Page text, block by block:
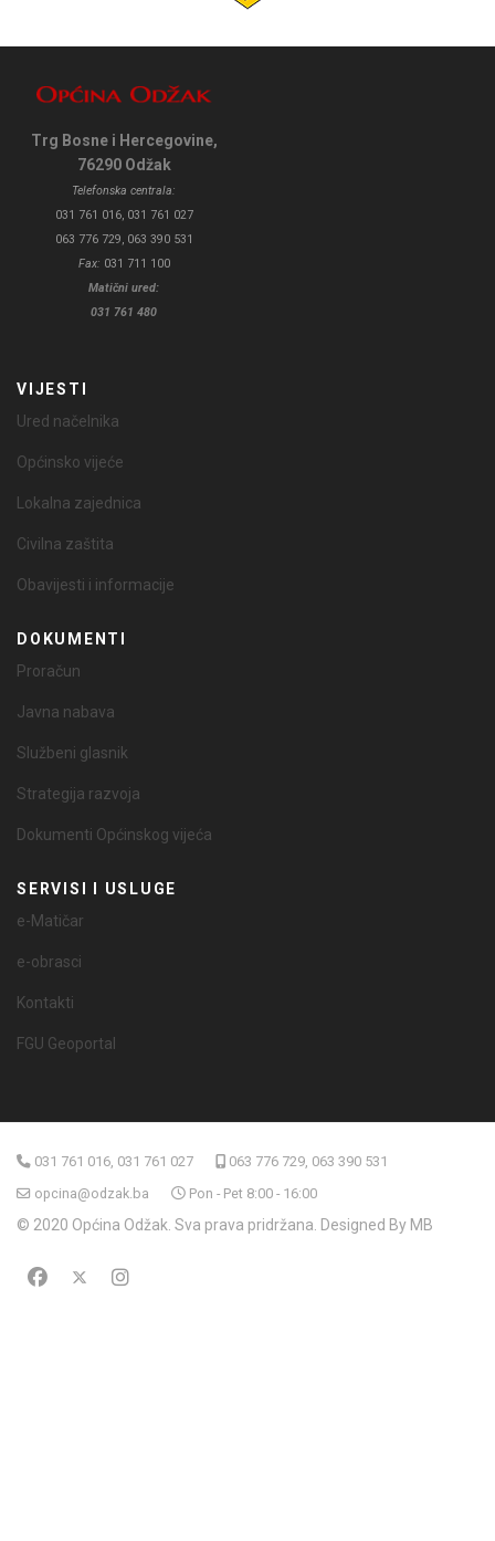
Trg Bosne i Hercegovine,
76290 Odžak
Telefonska centrala:
031 761 016, 031 761 027
063 776 729, 063 390 531
Fax: 031 711 100
Matični ured:
031 761 480
VIJESTI
Ured načelnika
Općinsko vijeće
Lokalna zajednica
Civilna zaštita
Obavijesti i informacije
DOKUMENTI
Proračun
Javna nabava
Službeni glasnik
Strategija razvoja
Dokumenti Općinskog vijeća
SERVISI I USLUGE
e-Matičar
e-obrasci
Kontakti
FGU Geoportal
031 761 016, 031 761 027
063 776 729, 063 390 531
opcina@odzak.ba
Pon - Pet 8:00 - 16:00
© 2020 Općina Odžak. Sva prava pridržana. Designed By MB